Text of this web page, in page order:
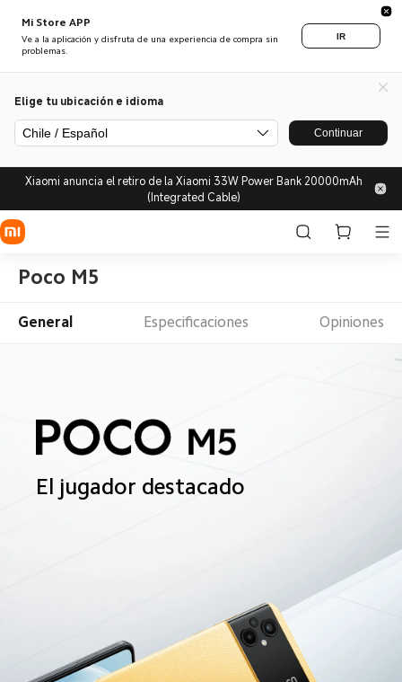
Mi Store APP
Ve a la aplicación y disfruta de una experiencia de compra sin
problemas.
IR
Elige tu ubicación e idioma
Chile / Español Continuar
Xiaomi anuncia el retiro de la Xiaomi 33W Power Bank 20000mAh
(Integrated Cable)
Poco M5
General Especificaciones Opiniones
El jugador destacado